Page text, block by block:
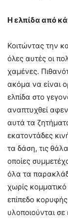
Η ελπίδα από
Κοιτώντας την
όλες αυτές οι
χαμένες.
ακόμα να είναι
ελπίδα στο
αναπτυχθεί
αυτά τα
εκατοντάδες
τα δάση, τις
οποίες
όλα τα
χωρίς
επίπεδο
υλοποιούνται